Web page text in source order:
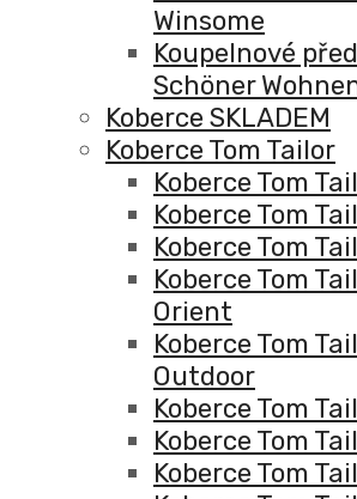
Winsome
Koupelnové
Schöner
Koberce SKLADEM
Koberce Tom Tailor
Koberce Tom
Koberce Tom
Koberce Tom
Koberce Tom
Orient
Koberce Tom
Outdoor
Koberce Tom
Koberce Tom
Koberce Tom